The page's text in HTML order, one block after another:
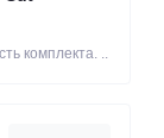
комплекта. ..